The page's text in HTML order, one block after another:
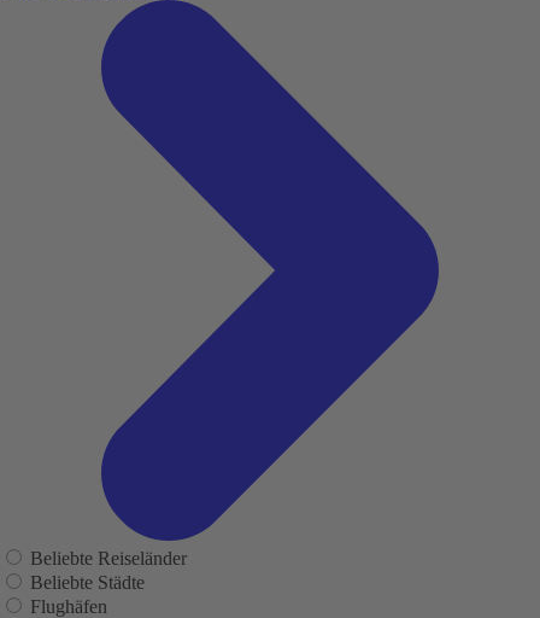
Beliebte Reiseländer
Beliebte Städte
Flughäfen